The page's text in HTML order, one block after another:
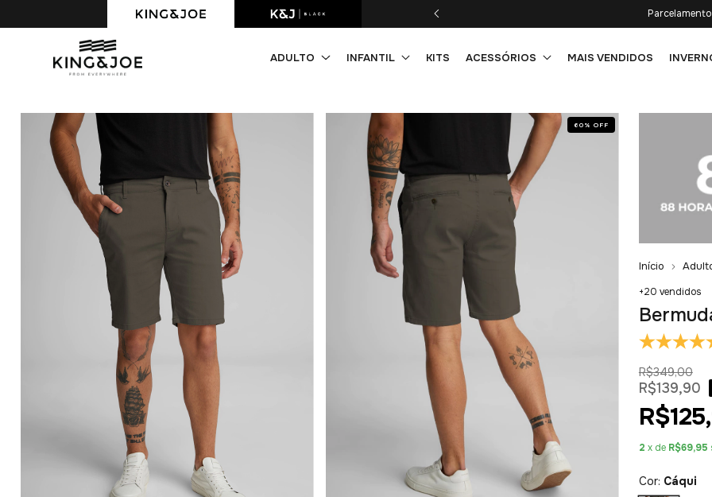
Primeira compra com 10% OFF. Cupom: PRIMEIRACOMPRA
ADULTO INFANTIL KITS ACESSÓRIOS MAIS VENDIDOS
60 % OFF
Início
+20 vendidos
R$349,00
R$139,90
2 x de R$69,95
Cor: Cáqui